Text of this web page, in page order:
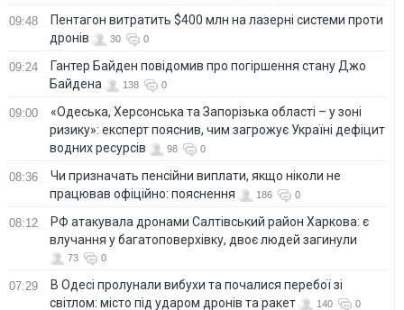
09:48
Пентагон витратить $400 млн на лазерні системи проти
дронів
30 0
09:24
Гантер Байден повідомив про погіршення стану Джо
Байдена
138 0
09:00
«Одеська, Херсонська та Запорізька області – у зоні
ризику»: експерт пояснив, чим загрожує Україні дефіцит
водних ресурсів
98 0
08:36
Чи призначать пенсійни виплати, якщо ніколи не
працював офіційно: пояснення
186 0
08:12
РФ атакувала дронами Салтівський район Харкова: є
влучання у багатоповерхівку, двоє людей загинули
73 0
07:29
В Одесі пролунали вибухи та почалися перебої зі
світлом: місто під ударом дронів та ракет
140 0